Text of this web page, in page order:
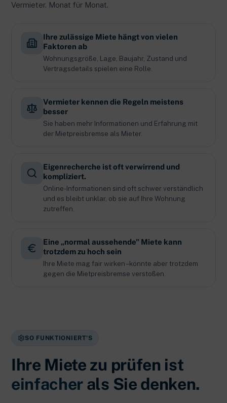
Vermieter. Monat für Monat.
Ihre zulässige Miete hängt von vielen
Faktoren ab
Wohnungsgröße, Lage, Baujahr, Zustand und
Vertragsdetails spielen eine Rolle.
Vermieter kennen die Regeln meistens
besser
Sie haben mehr Informationen und Erfahrung mit
der Mietpreisbremse als Mieter.
Eigenrecherche ist oft verwirrend und
kompliziert.
Online-Informationen sind oft schwer verständlich
und es bleibt unklar, ob sie auf Ihre Wohnung
zutreffen.
Eine „normal aussehende" Miete kann
trotzdem zu hoch sein
Ihre Miete mag fair wirken – könnte aber trotzdem
gegen die Mietpreisbremse verstoßen.
SO FUNKTIONIERT'S
Ihre Miete zu prüfen ist
einfacher als Sie denken.